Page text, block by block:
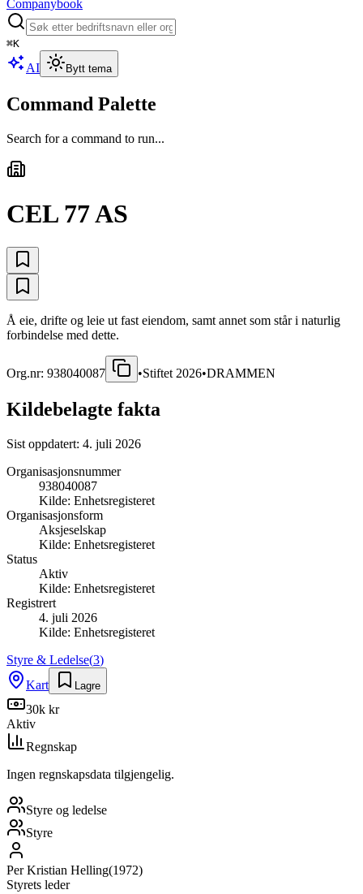
Companybook
⌘K
AI Bytt tema
Command Palette
Search for a command to run...
CEL 77 AS
Å eie, drifte og leie ut fast eiendom, samt annet som står i naturlig
forbindelse med dette.
Org.nr: 938040087 •Stiftet 2026•DRAMMEN
Kildebelagte fakta
Sist oppdatert: 4. juli 2026
Organisasjonsnummer
938040087
Kilde: Enhetsregisteret
Organisasjonsform
Aksjeselskap
Kilde: Enhetsregisteret
Status
Aktiv
Kilde: Enhetsregisteret
Registrert
4. juli 2026
Kilde: Enhetsregisteret
Styre & Ledelse(3)
Kart
Lagre
30k kr
Aktiv
Regnskap
Ingen regnskapsdata tilgjengelig.
Styre og ledelse
Styre
Per Kristian Helling(1972)
Styrets leder